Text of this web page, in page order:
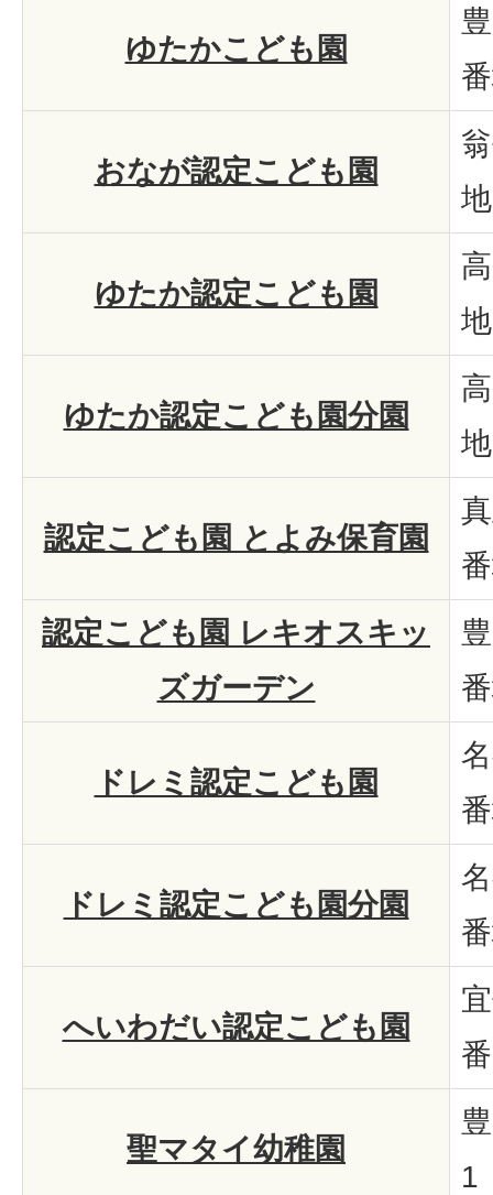
ゆたかこども園
おなが認定こども園
ゆたか認定こども園
地
ゆたか認定こども園分園
認定こども園 とよみ保育園
認定こども園 レキオスキッ
ズガーデン
ドレミ認定こども園
ドレミ認定こども園分園
へいわだい認定こども園
聖マタイ幼稚園
1